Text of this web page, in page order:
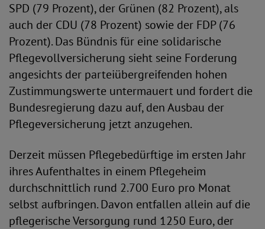
SPD (79 Prozent), der Grünen (82 Prozent), als
auch der CDU (78 Prozent) sowie der FDP (76
Prozent). Das Bündnis für eine solidarische
Pflegevollversicherung sieht seine Forderung
angesichts der parteiübergreifenden hohen
Zustimmungswerte untermauert und fordert die
Bundesregierung dazu auf, den Ausbau der
Pflegeversicherung jetzt anzugehen.
Derzeit müssen Pflegebedürftige im ersten Jahr
ihres Aufenthaltes in einem Pflegeheim
durchschnittlich rund 2.700 Euro pro Monat
selbst aufbringen. Davon entfallen allein auf die
pflegerische Versorgung rund 1250 Euro, der